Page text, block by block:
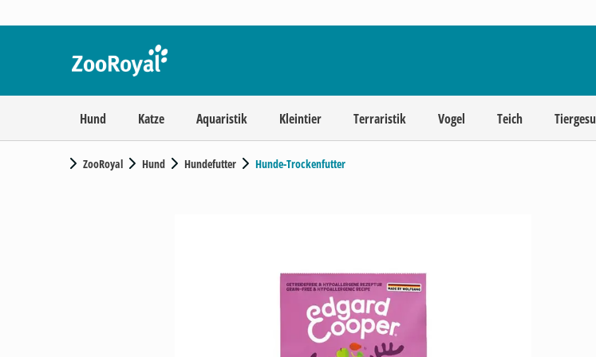
Hund Katze Aquaristik Kleintier Terraristik Vogel Teich
ZooRoyal Hund Hundefutter Hunde-Trockenfutter